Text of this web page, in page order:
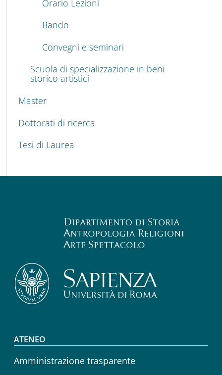
Orario Lezioni
Bando
Convegni e seminari
Scuola di specializzazione in beni
storico artistici
Master
Dottorati di ricerca
Tesi di Laurea
Footer menu
ATENEO
Amministrazione trasparente